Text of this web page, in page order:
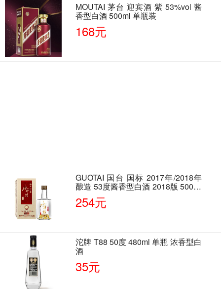
MOUTAI 茅台 迎宾酒 紫 53%vol 酱
香型白酒 500ml 单瓶装
168元
GUOTAI 国台 国标 2017年/2018年
酿造 53度酱香型白酒 2018版 500ml
单瓶装
254元
沱牌 T88 50度 480ml 单瓶 浓香型白
酒
35元